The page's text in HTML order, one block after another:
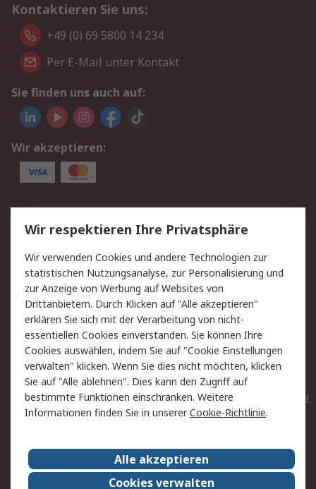
Kontaktieren Sie uns:
+49 (0) 69 5800 14 234
Per E-Mail unter Kontakt
Sie finden uns auch auf:
Wir akzeptieren:
Service
Value Added Services
Lieferlösungen
Rücksendungen
Kontakt
Hilfe
Privatkunden
Rechtliches
AGB
Datenschutz
Cookie-Richtlinie
Zahlungsbedingungen
Copyright/Impressum
Entsorgung
Elektrogeräte/Batterien
RS weltweit
Karriere bei RS
Nachhaltigkeit
Wir respektieren Ihre Privatsphäre
Wir verwenden Cookies und andere Technologien zur
statistischen Nutzungsanalyse, zur Personalisierung und
zur Anzeige von Werbung auf Websites von
Drittanbietern. Durch Klicken auf "Alle akzeptieren"
erklären Sie sich mit der Verarbeitung von nicht-
essentiellen Cookies einverstanden. Sie können Ihre
Cookies auswählen, indem Sie auf "Cookie Einstellungen
verwalten" klicken. Wenn Sie dies nicht möchten, klicken
Sie auf "Alle ablehnen". Dies kann den Zugriff auf
bestimmte Funktionen einschränken. Weitere
Informationen finden Sie in unsererCookie-Richtlinie.
Alle akzeptieren
Cookies verwalten